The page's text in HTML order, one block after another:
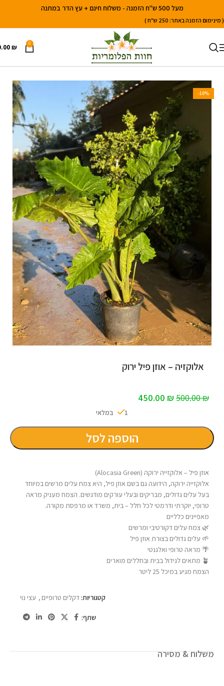
מעל 500 ש"ח הזמנה - משלוח חינם + עץ הדר במתנה
( מינימום הזמנה באתר: 250 ש"ח )
0
₪
אלוקזיה – אוזן פיל ירוק
500.00₪
450.00 ₪
1 במלאי
הוספה לסל
אוזן פיל – אלוקזייה ירוקה (Alocasia Green)
אלוקזייה ירוקה, הידועה גם בשם אוזן פיל, היא צמח עלים מרשים במיוחד
בעל עלים גדולים, מבריקים ובעלי עורקים מודגשים. הצמח מעניק מראה
טרופי, יוקרתי ודרמטי לכל חלל – בית, משרד או מרפסת מקורה.
מאפיינים כלליים
🌿 צמח עלים דקורטיבי ומרשים
🌱 עלים גדולים בצורת אוזן פיל
🌴 מראה טרופי ואלגנטי
🪴 מתאים לגידול בבית ובחללים מוארים
הצמח מגיע במיכל 25 ליטר
קטגוריות:דקלים טרופיים , עצי נוי
שתף:
משלוח & מסירה
-10%